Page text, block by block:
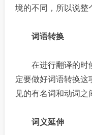
境的不同，所以说整
词语转换
在进行翻译的时
定要做好词语转换这
见的有名词和动词之
词义延伸